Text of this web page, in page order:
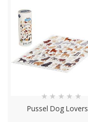
Pussel Dog Lovers
★ ★ ★ ★ ★